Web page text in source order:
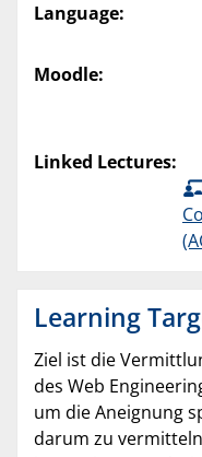
Language:
Moodle:
Linked Lectures:
Learning
Ziel ist die
des Web
um die Aneignung
darum zu